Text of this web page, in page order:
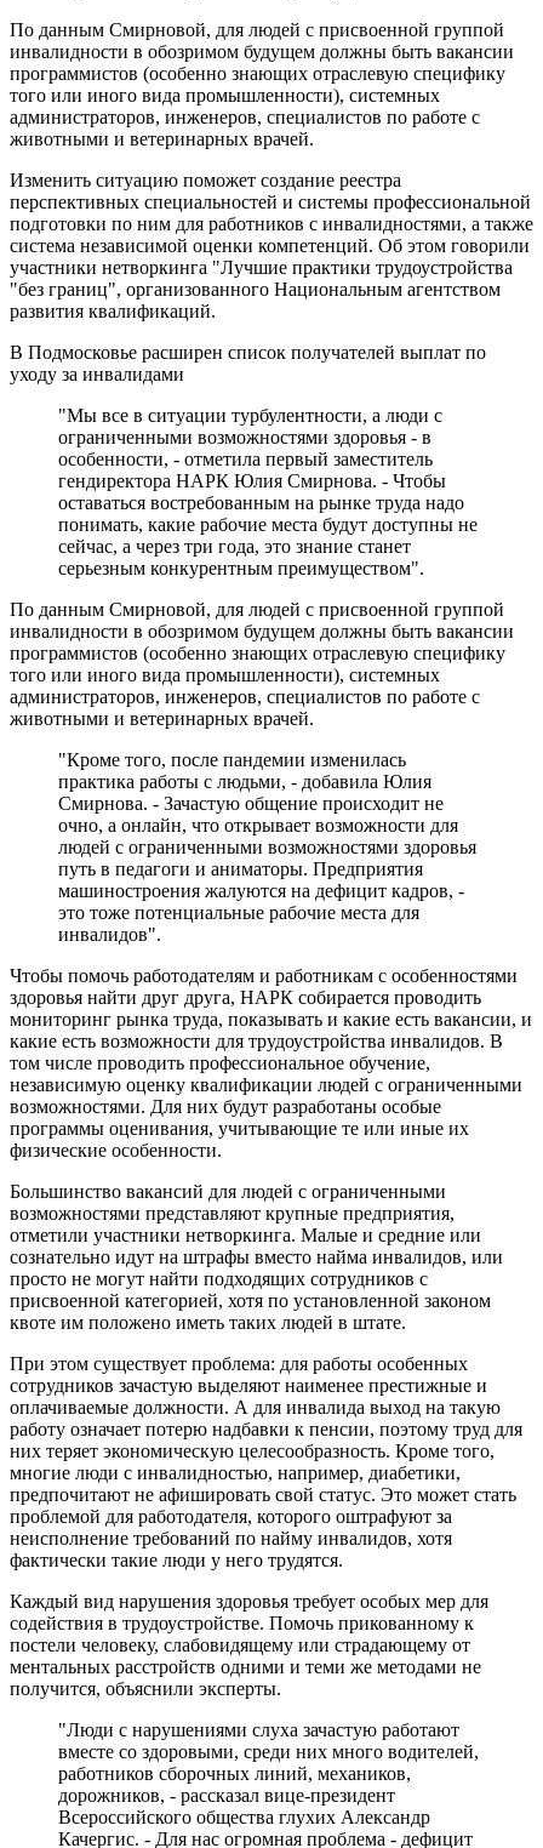
По данным Смирновой, для людей с присвоенной группой
инвалидности в обозримом будущем должны быть вакансии
программистов (особенно знающих отраслевую специфику
того или иного вида промышленности), системных
администраторов, инженеров, специалистов по работе с
животными и ветеринарных врачей.
Изменить ситуацию поможет создание реестра
перспективных специальностей и системы профессиональной
подготовки по ним для работников с инвалидностями, а также
система независимой оценки компетенций. Об этом говорили
участники нетворкинга "Лучшие практики трудоустройства
"без границ", организованного Национальным агентством
развития квалификаций.
В Подмосковье расширен список получателей выплат по
уходу за инвалидами
"Мы все в ситуации турбулентности, а люди с
ограниченными возможностями здоровья - в
особенности, - отметила первый заместитель
гендиректора НАРК Юлия Смирнова. - Чтобы
оставаться востребованным на рынке труда надо
понимать, какие рабочие места будут доступны не
сейчас, а через три года, это знание станет
серьезным конкурентным преимуществом".
По данным Смирновой, для людей с присвоенной группой
инвалидности в обозримом будущем должны быть вакансии
программистов (особенно знающих отраслевую специфику
того или иного вида промышленности), системных
администраторов, инженеров, специалистов по работе с
животными и ветеринарных врачей.
"Кроме того, после пандемии изменилась
практика работы с людьми, - добавила Юлия
Смирнова. - Зачастую общение происходит не
очно, а онлайн, что открывает возможности для
людей с ограниченными возможностями здоровья
путь в педагоги и аниматоры. Предприятия
машиностроения жалуются на дефицит кадров, -
это тоже потенциальные рабочие места для
инвалидов".
Чтобы помочь работодателям и работникам с особенностями
здоровья найти друг друга, НАРК собирается проводить
мониторинг рынка труда, показывать и какие есть вакансии, и
какие есть возможности для трудоустройства инвалидов. В
том числе проводить профессиональное обучение,
независимую оценку квалификации людей с ограниченными
возможностями. Для них будут разработаны особые
программы оценивания, учитывающие те или иные их
физические особенности.
Большинство вакансий для людей с ограниченными
возможностями представляют крупные предприятия,
отметили участники нетворкинга. Малые и средние или
сознательно идут на штрафы вместо найма инвалидов, или
просто не могут найти подходящих сотрудников с
присвоенной категорией, хотя по установленной законом
квоте им положено иметь таких людей в штате.
При этом существует проблема: для работы особенных
сотрудников зачастую выделяют наименее престижные и
оплачиваемые должности. А для инвалида выход на такую
работу означает потерю надбавки к пенсии, поэтому труд для
них теряет экономическую целесообразность. Кроме того,
многие люди с инвалидностью, например, диабетики,
предпочитают не афишировать свой статус. Это может стать
проблемой для работодателя, которого оштрафуют за
неисполнение требований по найму инвалидов, хотя
фактически такие люди у него трудятся.
Каждый вид нарушения здоровья требует особых мер для
содействия в трудоустройстве. Помочь прикованному к
постели человеку, слабовидящему или страдающему от
ментальных расстройств одними и теми же методами не
получится, объяснили эксперты.
"Люди с нарушениями слуха зачастую работают
вместе со здоровыми, среди них много водителей,
работников сборочных линий, механиков,
дорожников, - рассказал вице-президент
Всероссийского общества глухих Александр
Качергис. - Для нас огромная проблема - дефицит